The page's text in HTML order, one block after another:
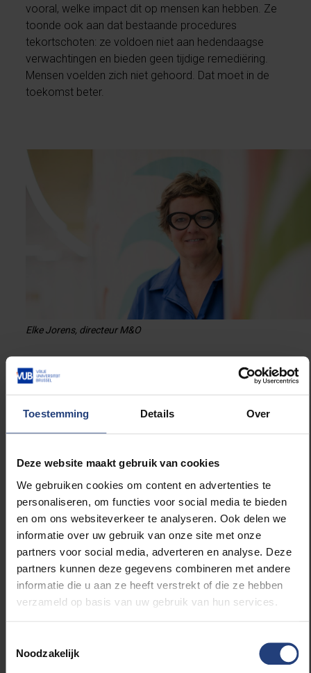
Toestemming Details Over
Deze website maakt gebruik van cookies
We gebruiken cookies om content en advertenties te
personaliseren, om functies voor social media te bieden
en om ons websiteverkeer te analyseren. Ook delen we
informatie over uw gebruik van onze site met onze
partners voor social media, adverteren en analyse. Deze
partners kunnen deze gegevens combineren met andere
informatie die u aan ze heeft verstrekt of die ze hebben
verzameld op basis van uw gebruik van hun services.
Noodzakelijk
vooral, welke impact dit op mensen kan hebben. Ze
toonde ook aan dat bestaande procedures
tekortschoten: ze voldoen niet aan hedendaagse
verwachtingen en bieden geen tijdige remediëring.
Mensen voelden zich niet gehoord. Dat moet in de
toekomst beter.
“Laten we samen bouwen
aan een cultuur waarin
mensgericht leidinggeven en
Elke Jorens, directeur M&O
Onze grootste kansen om verandering te realiseren
liggen in het preventieve, het proactieve appél op het
individuele verantwoordelijkheidsgevoel. Door
duidelijke verwachtingen te communiceren en onze
leiders te versterken, kunnen we vanuit het individuele
domein collectieve verandering mogelijk maken. Via
aan een vernieuwde organisatiecultuur. En daarin ligt
de kern van
, hoe iedere VUB’er kan